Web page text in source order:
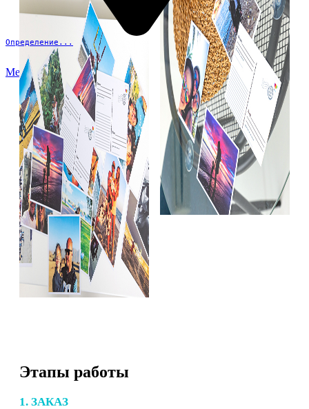
Определение...
Меню
Этапы работы
1. ЗАКАЗ